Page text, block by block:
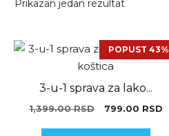
Prikazan jedan rezultat
POPUST 43%
3-u-1 sprava za lako...
1,399.00RSD 799.00 RSD